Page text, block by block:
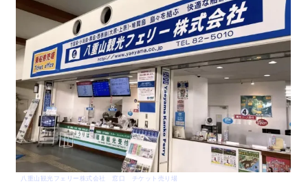
八重山観光フェリー株式会社 窓口 チケット売り場